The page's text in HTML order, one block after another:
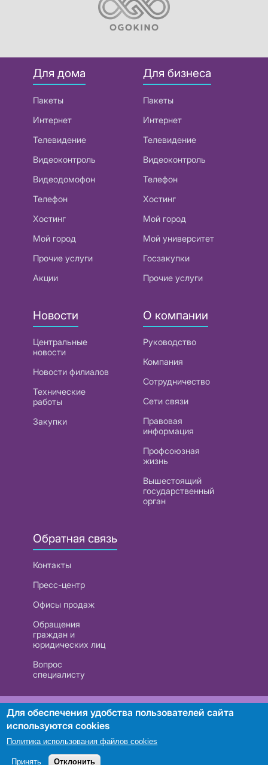
Для дома
Пакеты
Интернет
Телевидение
Видеоконтроль
Видеодомофон
Телефон
Хостинг
Мой город
Прочие услуги
Акции
Для бизнеса
Пакеты
Интернет
Телевидение
Видеоконтроль
Телефон
Хостинг
Мой город
Мой университет
Госзакупки
Прочие услуги
Новости
Центральные
новости
Новости филиалов
Технические
работы
Закупки
О компании
Руководство
Компания
Сотрудничество
Сети связи
Правовая
информация
Профсоюзная
жизнь
Вышестоящий
государственный
орган
Обратная связь
Контакты
Пресс-центр
Офисы продаж
Обращения
граждан и
юридических лиц
Вопрос
специалисту
РУП «Белтелеком». УНП 101007741
Поиск
Для обеспечения удобства пользователей сайта
используются cookies
Политика использования файлов cookies
Принять Отклонить